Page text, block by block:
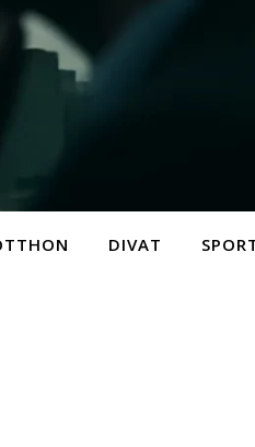
DIVAT